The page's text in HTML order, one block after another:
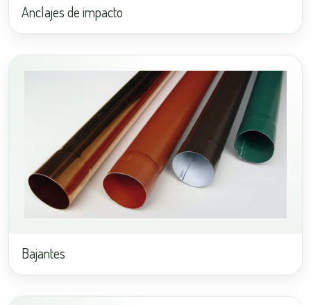
Anclajes de impacto
Bajantes